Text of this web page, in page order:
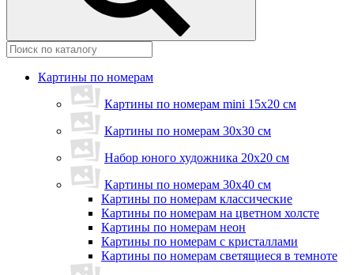
Картины по номерам
Картины по номерам mini 15х20 см
Картины по номерам 30x30 см
Набор юного художника 20х20 см
Картины по номерам 30х40 см
Картины по номерам классические
Картины по номерам на цветном холсте
Картины по номерам неон
Картины по номерам с кристаллами
Картины по номерам светящиеся в темноте